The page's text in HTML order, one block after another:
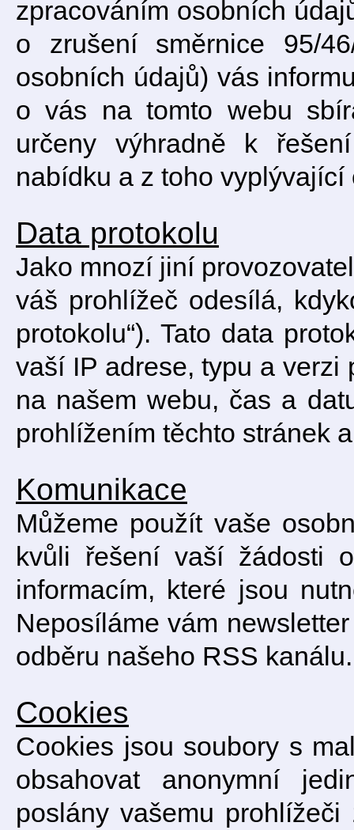
zpracováním osobních
o zrušení směrnice 95/
osobních údajů) vás
o vás na tomto webu
určeny výhradně k
nabídku a z toho vyplývající
Data protokolu
Jako mnozí jiní
váš prohlížeč odesílá,
protokolu“). Tato data
vaší IP adrese, typu a verzi
na našem webu, čas a
prohlížením těchto stránek
Komunikace
Můžeme použít vaše
kvůli řešení vaší žádosti
informacím, které jsou
Neposíláme vám
odběru našeho RSS kanálu.
Cookies
Cookies jsou soubory s
obsahovat anonymní
poslány vašemu